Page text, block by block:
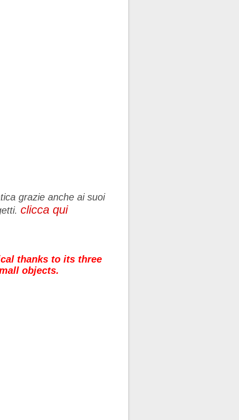
grazie anche ai suoi
clicca qui
thanks to its three
objects.